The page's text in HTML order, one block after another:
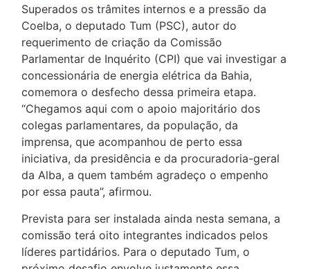
Superados os trâmites internos e a pressão da
Coelba, o deputado Tum (PSC), autor do
requerimento de criação da Comissão
Parlamentar de Inquérito (CPI) que vai investigar a
concessionária de energia elétrica da Bahia,
comemora o desfecho dessa primeira etapa.
“Chegamos aqui com o apoio majoritário dos
colegas parlamentares, da população, da
imprensa, que acompanhou de perto essa
iniciativa, da presidência e da procuradoria-geral
da Alba, a quem também agradeço o empenho
por essa pauta”, afirmou.
Prevista para ser instalada ainda nesta semana, a
comissão terá oito integrantes indicados pelos
líderes partidários. Para o deputado Tum, o